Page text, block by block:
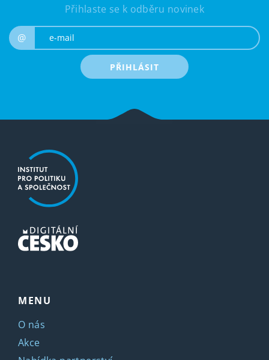
Přihlaste se k odběru novinek
@
PŘIHLÁSIT
MENU
O nás
Akce